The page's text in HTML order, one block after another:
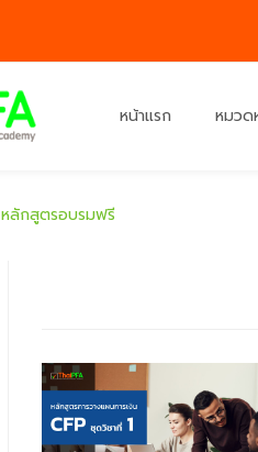
หน้าแรก หมวด
หลักสูตรอบรมฟรี